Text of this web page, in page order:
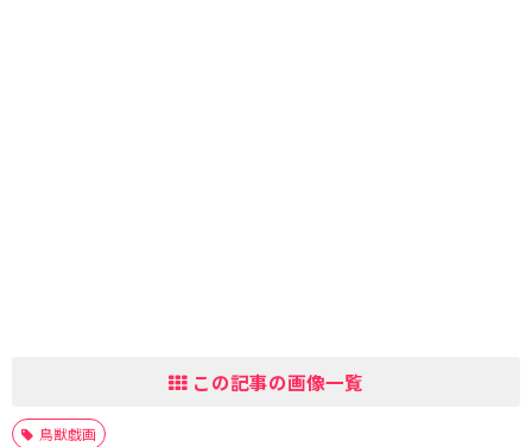
この記事の画像一覧
鳥獣戯画